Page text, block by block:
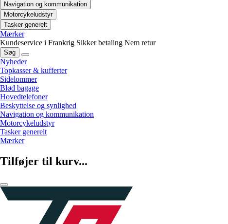
Navigation og kommunikation
Motorcykeludstyr
Tasker generelt
Mærker
Kundeservice i Frankrig Sikker betaling Nem retur
Søg
Nyheder
Topkasser & kufferter
Sidelommer
Blød bagage
Hovedtelefoner
Beskyttelse og synlighed
Navigation og kommunikation
Motorcykeludstyr
Tasker generelt
Mærker
Tilføjer til kurv...